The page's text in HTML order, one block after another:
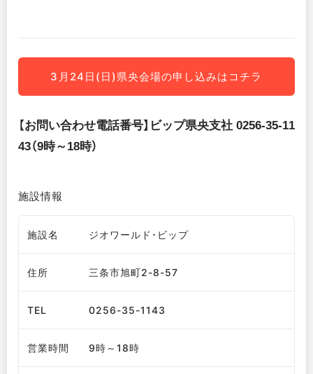
3月24日(日)県央会場の申し込みはコチラ
【お問い合わせ電話番号】 ビップ県央支社 0256-35-11
43（9時～18時）
施設情報
施設名 ジオワールド･ビップ
住所 三条市旭町2-8-57
TEL 0256-35-1143
営業時間 9時～18時